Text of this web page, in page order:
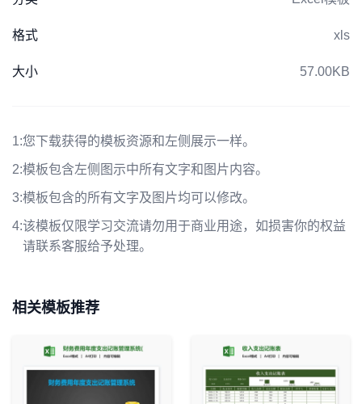
格式 xls
大小 57.00KB
1:您下载获得的模板资源和左侧展示一样。
2:模板包含左侧图示中所有文字和图片内容。
3:模板包含的所有文字及图片均可以修改。
4:该模板仅限学习交流请勿用于商业用途，如损害你的权益
请联系客服给予处理。
相关模板推荐